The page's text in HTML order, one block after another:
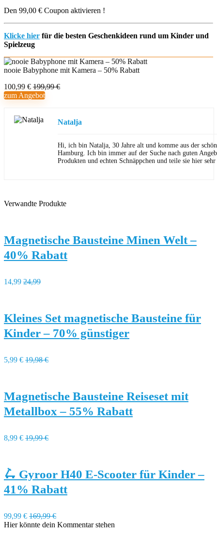
Den 99,00 € Coupon aktivieren !
Klicke hier für die besten Geschenkideen rund um Kinder und
Spielzeug
nooie Babyphone mit Kamera – 50% Rabatt
100,99 € 199,99 €
zum Angebot
Natalja
Hi, ich bin Natalja, 30 Jahre alt und komme aus der
Hamburg. Ich bin immer auf der Suche nach guten
Produkten und echten Schnäppchen und teile sie hier
Verwandte Produkte
Magnetische Bausteine Minen Welt –
40% Rabatt
14,99 24,99
Kleines Set magnetische Bausteine für
Kinder – 70% günstiger
5,99 € 19,98 €
Magnetische Bausteine Reiseset mit
Metallbox – 55% Rabatt
8,99 € 19,99 €
🛴 Gyroor H40 E-Scooter für Kinder –
41% Rabatt
99,99 € 169,99 €
Hier könnte dein Kommentar stehen